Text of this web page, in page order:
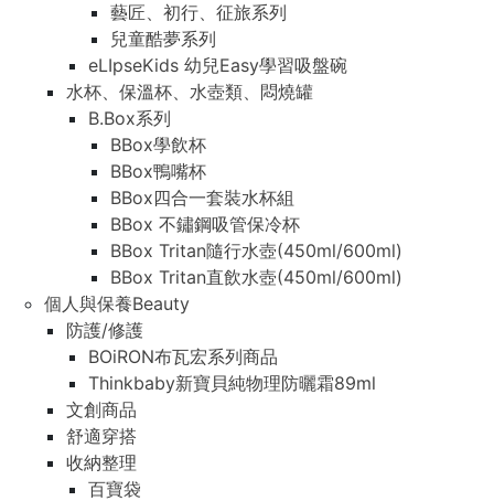
藝匠、初行、征旅系列
兒童酷夢系列
eLIpseKids 幼兒Easy學習吸盤碗
水杯、保溫杯、水壺類、悶燒罐
B.Box系列
BBox學飲杯
BBox鴨嘴杯
BBox四合一套裝水杯組
BBox 不鏽鋼吸管保冷杯
BBox Tritan隨行水壺(450ml/600ml)
BBox Tritan直飲水壺(450ml/600ml)
個人與保養Beauty
防護/修護
BOiRON布瓦宏系列商品
Thinkbaby新寶貝純物理防曬霜89ml
文創商品
舒適穿搭
收納整理
百寶袋